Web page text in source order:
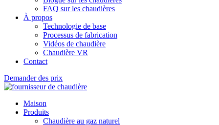
FAQ sur les chaudières
À propos
Technologie de base
Processus de fabrication
Vidéos de chaudière
Chaudière VR
Contact
Demander des prix
Maison
Produits
Chaudière au gaz naturel